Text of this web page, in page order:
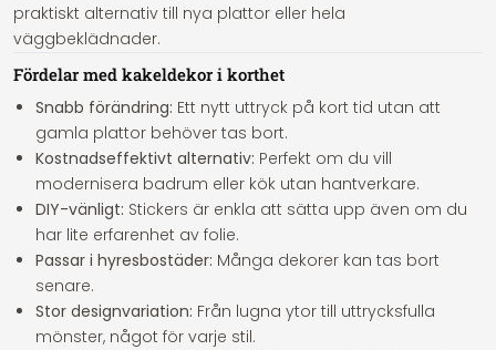
praktiskt alternativ till nya plattor eller hela
väggbeklädnader.
Fördelar med kakeldekor i korthet
Snabb förändring: Ett nytt uttryck på kort tid utan att
gamla plattor behöver tas bort.
Kostnadseffektivt alternativ: Perfekt om du vill
modernisera badrum eller kök utan hantverkare.
DIY-vänligt: Stickers är enkla att sätta upp även om du
har lite erfarenhet av folie.
Passar i hyresbostäder: Många dekorer kan tas bort
senare.
Stor designvariation: Från lugna ytor till uttrycksfulla
mönster, något för varje stil.